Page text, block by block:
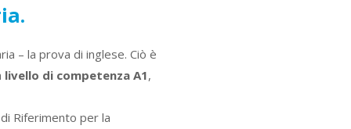
– la prova di inglese. Ciò è
livello di competenza A1,
Riferimento per la